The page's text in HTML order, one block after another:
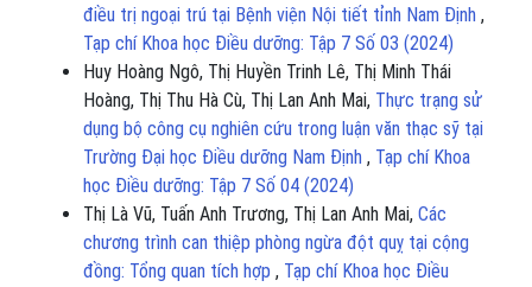
điều trị ngoại trú tại Bệnh viện Nội tiết tỉnh Nam Định ,
Tạp chí Khoa học Điều dưỡng: Tập 7 Số 03 (2024)
Huy Hoàng Ngô, Thị Huyền Trinh Lê, Thị Minh Thái
Hoàng, Thị Thu Hà Cù, Thị Lan Anh Mai, Thực trạng sử
dụng bộ công cụ nghiên cứu trong luận văn thạc sỹ tại
Trường Đại học Điều dưỡng Nam Định , Tạp chí Khoa
học Điều dưỡng: Tập 7 Số 04 (2024)
Thị Là Vũ, Tuấn Anh Trương, Thị Lan Anh Mai, Các
chương trình can thiệp phòng ngừa đột quỵ tại cộng
đồng: Tổng quan tích hợp , Tạp chí Khoa học Điều